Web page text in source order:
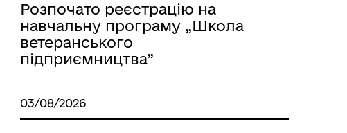
Розпочато реєстрацію на
навчальну програму „Школа
ветеранського
підприємництва”
03/08/2026